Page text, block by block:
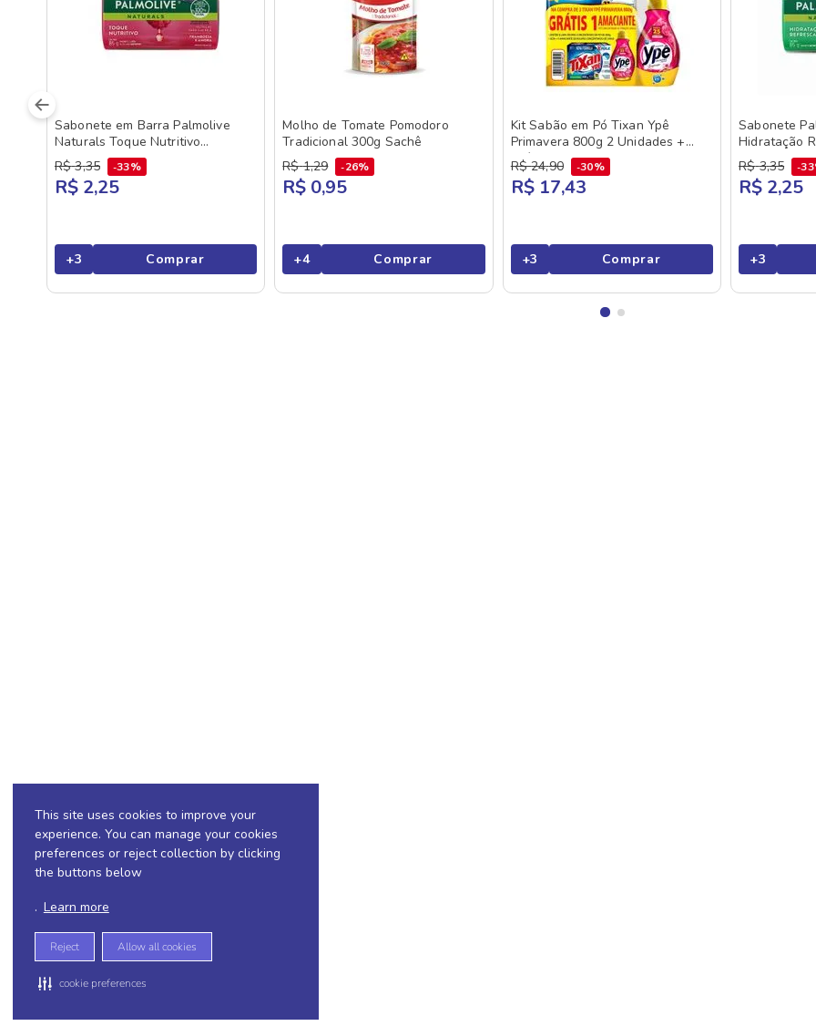
This site uses cookies to improve your
experience. You can manage your cookies
preferences or reject collection by clicking
the buttons below
. Learn more
Reject Allow all cookies
cookie preferences
Sabonete em Barra Palmolive
Naturals Toque Nutritivo
Framboesa e Amora 85g
R$ 3,35 33%
R$ 2,25
+3 Comprar
Molho de Tomate Pomodoro
Tradicional 300g Sachê
R$ 1,29 26%
R$ 0,95
+4 Comprar
Kit Sabão em Pó Tixan Ypê
Primavera 800g 2 Unidades +
Grátis Amaciante Concentrado
Ypê 500ml
R$ 24,90 30%
R$ 17,43
+3 Comprar
Sabonete
Hidratação
e Lichia 85g
R$ 3,35
R$ 2,25
+3